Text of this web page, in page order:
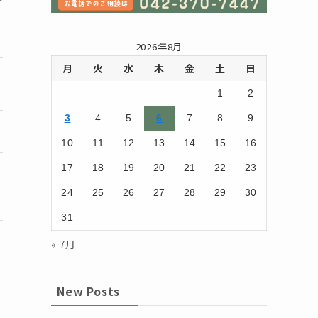
2026年8月
月 火 水 木 金 土 日
1 2
3 4 5 6 7 8 9
10 11 12 13 14 15 16
17 18 19 20 21 22 23
24 25 26 27 28 29 30
31
« 7月
New Posts